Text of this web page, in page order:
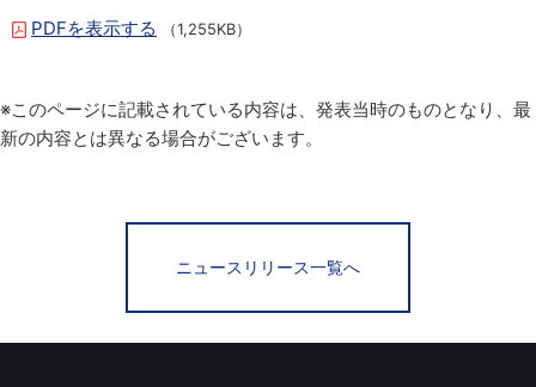
PDFを表示する （1,255KB）
※このページに記載されている内容は、発表当時のものとなり、最
新の内容とは異なる場合がございます。
ニュースリリース一覧へ